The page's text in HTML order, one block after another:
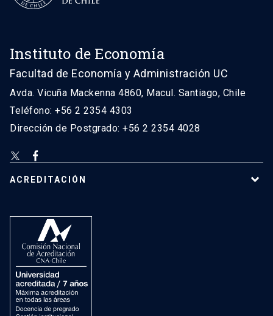
Instituto de Economía
Facultad de Economía y Administración UC
Avda. Vicuña Mackenna 4860, Macul. Santiago, Chile
Teléfono: +56 2 2354 4303
Dirección de Postgrado: +56 2 2354 4028
ACREDITACIÓN